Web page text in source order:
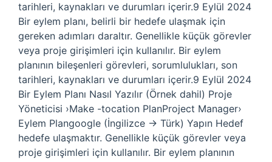
tarihleri, kaynakları ve durumları içerir.9 Eylül 2024
Bir eylem planı, belirli bir hedefe ulaşmak için
gereken adımları daraltır. Genellikle küçük görevler
veya proje girişimleri için kullanılır. Bir eylem
planının bileşenleri görevleri, sorumlulukları, son
tarihleri, kaynakları ve durumları içerir.9 Eylül 2024
Bir Eylem Planı Nasıl Yazılır (Örnek dahil) Proje
Yöneticisi ›Make -tocation PlanProject Manager›
Eylem Plangoogle (İngilizce → Türk) Yapın Hedef
hedefe ulaşmaktır. Genellikle küçük görevler veya
proje girişimleri için kullanılır. Bir eylem planının